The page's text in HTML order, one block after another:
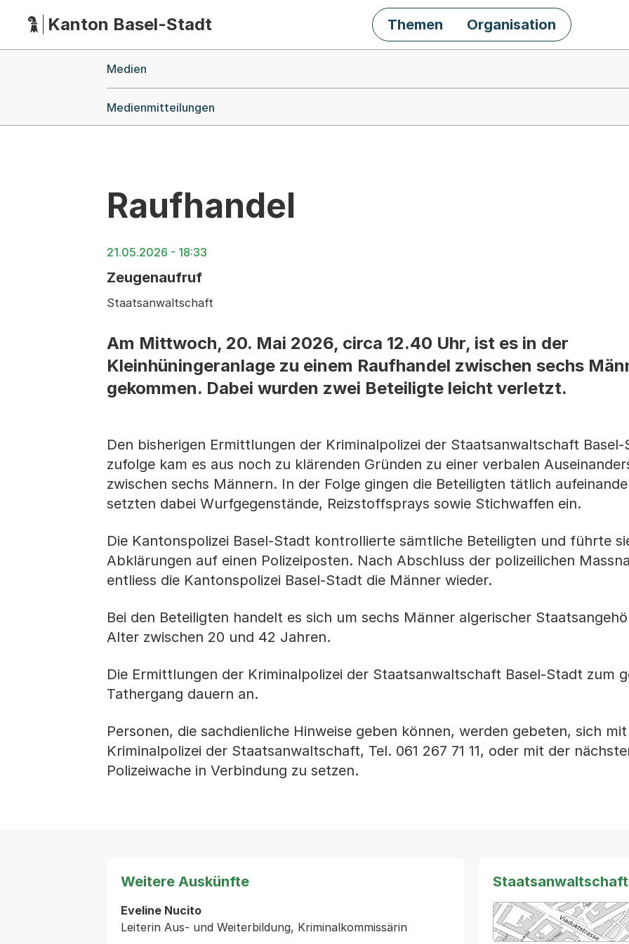
HauptnavigationKanton Basel-Stadt Themen Organisation
Medien
Medienmitteilungen
Raufhandel
21.05.2026 - 18:33
Zeugenaufruf
Staatsanwaltschaft
Am Mittwoch, 20. Mai 2026, circa 12.40 Uhr, ist es in der
Kleinhüningeranlage zu einem Raufhandel zwischen sechs
gekommen. Dabei wurden zwei Beteiligte leicht verletzt.
Den bisherigen Ermittlungen der Kriminalpolizei der Staatsanwaltschaft
zufolge kam es aus noch zu klärenden Gründen zu einer verbalen
zwischen sechs Männern. In der Folge gingen die Beteiligten tätlich
setzten dabei Wurfgegenstände, Reizstoffsprays sowie Stichwaffen ein.
Die Kantonspolizei Basel-Stadt kontrollierte sämtliche Beteiligten und führte
Abklärungen auf einen Polizeiposten. Nach Abschluss der polizeilichen
entliess die Kantonspolizei Basel-Stadt die Männer wieder.
Bei den Beteiligten handelt es sich um sechs Männer algerischer
Alter zwischen 20 und 42 Jahren.
Die Ermittlungen der Kriminalpolizei der Staatsanwaltschaft Basel-Stadt zum
Tathergang dauern an.
Personen, die sachdienliche Hinweise geben können, werden gebeten, sich
Kriminalpolizei der Staatsanwaltschaft, Tel. 061 267 71 11, oder mit der
Polizeiwache in Verbindung zu setzen.
Weitere Auskünfte
Eveline Nucito
Leiterin Aus- und Weiterbildung, Kriminalkommissärin
Staatsanwaltschaft